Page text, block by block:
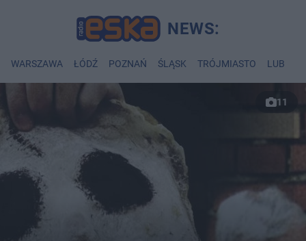
WARSZAWA ŁÓDŹ POZNAŃ ŚLĄSK TRÓJMIASTO LUBLIN
11